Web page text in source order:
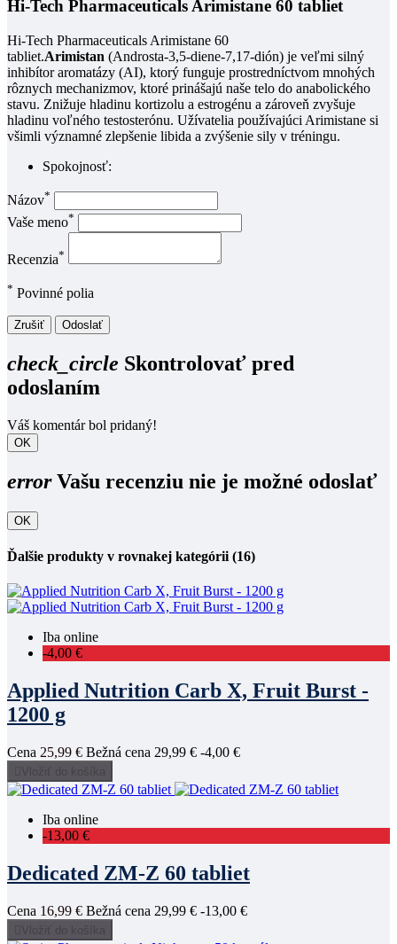
Hi-Tech Pharmaceuticals Arimistane 60 tabliet
Hi-Tech Pharmaceuticals Arimistane 60
tabliet.Arimistan (Androsta-3,5-diene-7,17-dión) je veľmi silný
inhibítor aromatázy (AI), ktorý funguje prostredníctvom mnohých
rôznych mechanizmov, ktoré prinášajú naše telo do anabolického
stavu. Znižuje hladinu kortizolu a estrogénu a zároveň zvyšuje
hladinu voľného testosterónu. Užívatelia používajúci Arimistane si
všimli významné zlepšenie libida a zvýšenie sily v tréningu.
Spokojnosť:
Názov*
Vaše meno*
Recenzia*
* Povinné polia
Zrušiť Odoslať
check_circle Skontrolovať pred
odoslaním
Váš komentár bol pridaný!
OK
errorVašu recenziu nie je možné odoslať
OK
Ďalšie produkty v rovnakej kategórii (16)
Iba online
-4,00 €
Applied Nutrition Carb X, Fruit Burst -
1200 g
Cena 25,99 € Bežná cena 29,99 € -4,00 €
Vložiť do košíka
Iba online
-13,00 €
Dedicated ZM-Z 60 tabliet
Cena 16,99 € Bežná cena 29,99 € -13,00 €
Vložiť do košíka